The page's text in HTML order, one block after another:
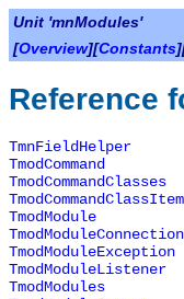
Unit 'mnModules'
[Overview][Constants
Reference
TmnFieldHelper
TmodCommand
TmodCommandClasses
TmodCommandClassItem
TmodModule
TmodModuleConnection
TmodModuleException
TmodModuleListener
TmodModules